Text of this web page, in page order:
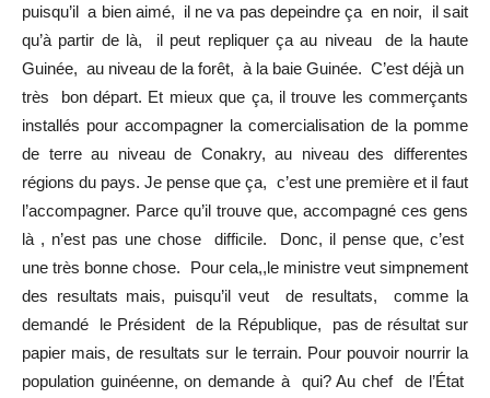
puisqu’il a bien aimé, il ne va pas depeindre ça en noir, il sait
qu’à partir de là, il peut repliquer ça au niveau de la haute
Guinée, au niveau de la forêt, à la baie Guinée. C’est déjà un
très bon départ. Et mieux que ça, il trouve les commerçants
installés pour accompagner la comercialisation de la pomme
de terre au niveau de Conakry, au niveau des differentes
régions du pays. Je pense que ça, c’est une première et il faut
l’accompagner. Parce qu’il trouve que, accompagné ces gens
là , n’est pas une chose difficile. Donc, il pense que, c’est
une très bonne chose. Pour cela,,le ministre veut simpnement
des resultats mais, puisqu’il veut de resultats, comme la
demandé le Président de la République, pas de résultat sur
papier mais, de resultats sur le terrain. Pour pouvoir nourrir la
population guinéenne, on demande à qui? Au chef de l’État